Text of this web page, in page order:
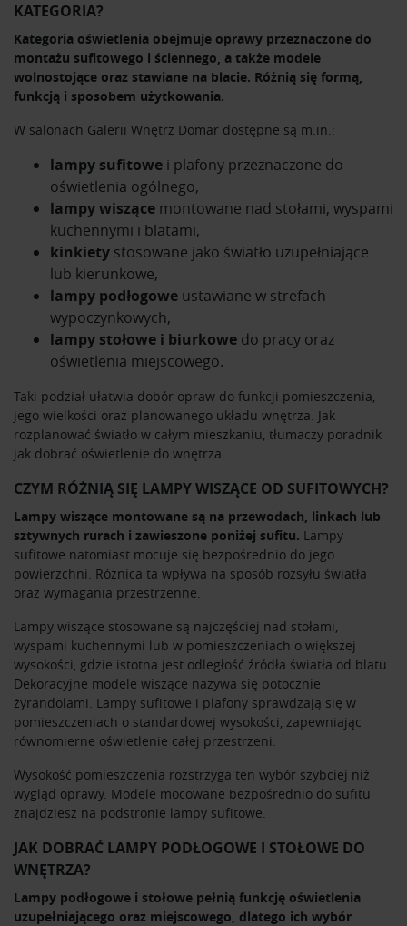
KATEGORIA?
Kategoria oświetlenia obejmuje oprawy przeznaczone do
montażu sufitowego i ściennego, a także modele
wolnostojące oraz stawiane na blacie. Różnią się formą,
funkcją i sposobem użytkowania.
W salonach Galerii Wnętrz Domar dostępne są m.in.:
lampy sufitowe i plafony przeznaczone do
oświetlenia ogólnego,
lampy wiszące montowane nad stołami, wyspami
kuchennymi i blatami,
kinkiety stosowane jako światło uzupełniające
lub kierunkowe,
lampy podłogowe ustawiane w strefach
wypoczynkowych,
lampy stołowe i biurkowe do pracy oraz
oświetlenia miejscowego.
Taki podział ułatwia dobór opraw do funkcji pomieszczenia,
jego wielkości oraz planowanego układu wnętrza. Jak
rozplanować światło w całym mieszkaniu, tłumaczy poradnik
jak dobrać oświetlenie do wnętrza.
CZYM RÓŻNIĄ SIĘ LAMPY WISZĄCE OD SUFITOWYCH?
Lampy wiszące montowane są na przewodach, linkach lub
sztywnych rurach i zawieszone poniżej sufitu. Lampy
sufitowe natomiast mocuje się bezpośrednio do jego
powierzchni. Różnica ta wpływa na sposób rozsyłu światła
oraz wymagania przestrzenne.
Lampy wiszące stosowane są najczęściej nad stołami,
wyspami kuchennymi lub w pomieszczeniach o większej
wysokości, gdzie istotna jest odległość źródła światła od blatu.
Dekoracyjne modele wiszące nazywa się potocznie
żyrandolami. Lampy sufitowe i plafony sprawdzają się w
pomieszczeniach o standardowej wysokości, zapewniając
równomierne oświetlenie całej przestrzeni.
Wysokość pomieszczenia rozstrzyga ten wybór szybciej niż
wygląd oprawy. Modele mocowane bezpośrednio do sufitu
znajdziesz na podstronie lampy sufitowe.
JAK DOBRAĆ LAMPY PODŁOGOWE I STOŁOWE DO
WNĘTRZA?
Lampy podłogowe i stołowe pełnią funkcję oświetlenia
uzupełniającego oraz miejscowego, dlatego ich wybór